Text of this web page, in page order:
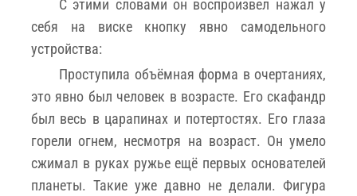
С этими словами он воспроизвел нажал у
себя на виске кнопку явно самодельного
устройства:
Проступила объёмная форма в очертаниях,
это явно был человек в возрасте. Его скафандр
был весь в царапинах и потертостях. Его глаза
горели огнем, несмотря на возраст. Он умело
сжимал в руках ружье ещё первых основателей
планеты. Такие уже давно не делали. Фигура